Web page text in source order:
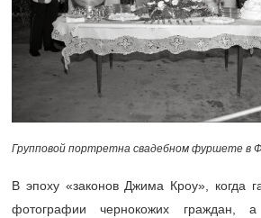
Групповой портретна свадебном фуршете
В эпоху «законов Джима Кроу», когда
фотографии чернокожих граждан,